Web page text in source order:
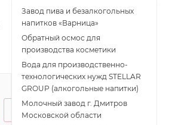
Завод пива и безалкогольных
напитков «Варница»
Обратный осмос для
производства косметики
Вода для производственно-
технологических нужд STELLAR
GROUP (алкогольные напитки)
Молочный завод г. Дмитров
Московской области